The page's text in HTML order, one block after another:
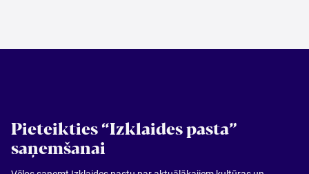
Pieteikties “Izklaides pasta”
saņemšanai